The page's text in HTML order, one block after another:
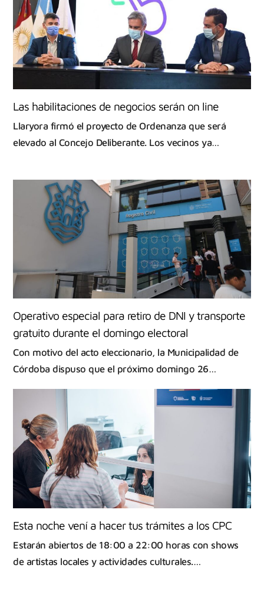
Las habilitaciones de negocios serán on line
Llaryora firmó el proyecto de Ordenanza que será
elevado al Concejo Deliberante. Los vecinos ya…
Operativo especial para retiro de DNI y transporte
gratuito durante el domingo electoral
Con motivo del acto eleccionario, la Municipalidad de
Córdoba dispuso que el próximo domingo 26…
Esta noche vení a hacer tus trámites a los CPC
Estarán abiertos de 18:00 a 22:00 horas con shows
de artistas locales y actividades culturales.…